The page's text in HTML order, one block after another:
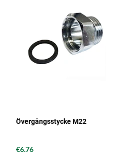
Övergångsstycke M22
€6.76